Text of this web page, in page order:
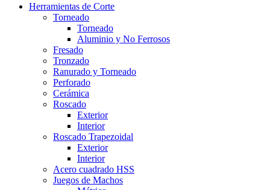
Herramientas de Corte
Torneado
Torneado
Aluminio y No Ferrosos
Fresado
Tronzado
Ranurado y Torneado
Perforado
Cerámica
Roscado
Exterior
Interior
Roscado Trapezoidal
Exterior
Interior
Acero cuadrado HSS
Juegos de Machos